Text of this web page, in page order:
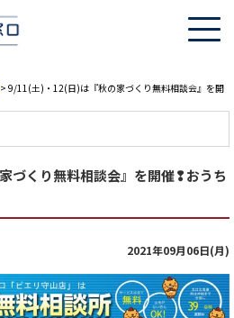
> 9/11(土)・12(日)は『秋の家づくり無料相談会』を開
づくり無料相談会』を開催❢おうち
2021年09月06日(月)